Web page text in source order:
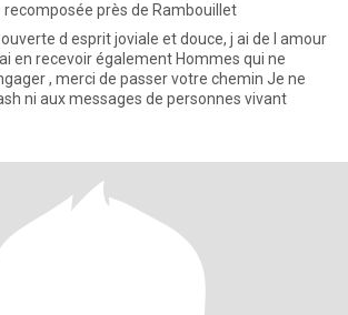
près de Rambouillet
d esprit joviale et douce, j ai de l amour
en recevoir également Hommes qui ne
, merci de passer votre chemin Je ne
ni aux messages de personnes vivant